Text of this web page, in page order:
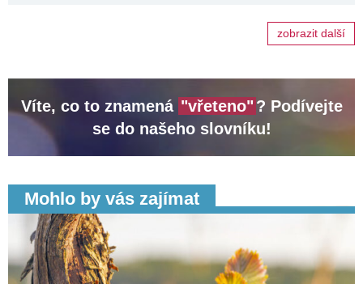
zobrazit další
Víte, co to znamená "vřeteno" ? Podívejte
se do našeho slovníku!
Mohlo by vás zajímat